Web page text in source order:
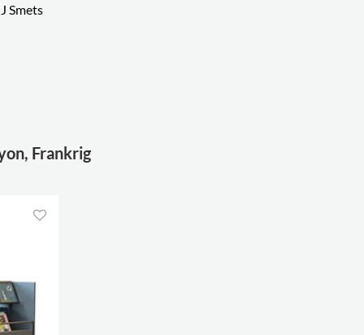
Smets
Frankrig